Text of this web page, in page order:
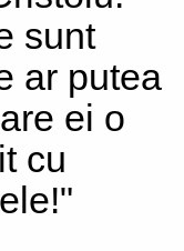
sunt
ar putea
ei o
cu